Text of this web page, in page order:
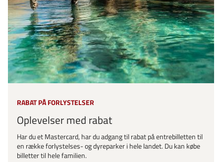
RABAT PÅ FORLYSTELSER
Oplevelser med rabat
Har du et Mastercard, har du adgang til rabat på entrebilletten til
en række forlystelses- og dyreparker i hele landet. Du kan købe
billetter til hele familien.